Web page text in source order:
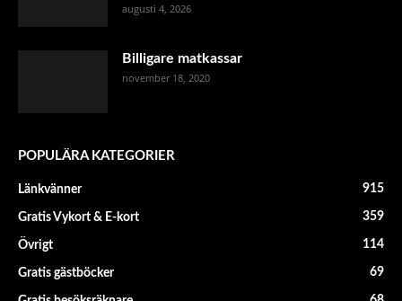
augusti 4, 2026
Billigare matkassar
november 18, 2020
POPULÄRA KATEGORIER
Länkvänner 915
Gratis Vykort & E-kort 359
Övrigt 114
Gratis gästböcker 69